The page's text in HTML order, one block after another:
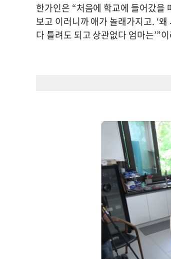
한가인은 “처음에 학교에 들어갔을
보고 이러니까 애가 놀래가지고. ‘
다 틀려도 되고 상관없다 엄마는’”